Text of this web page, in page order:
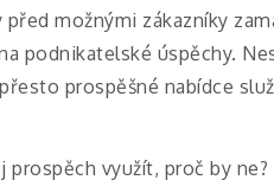
možnými zákazníky
podnikatelské úspěchy.
prospěšné nabídce
využít, proč by